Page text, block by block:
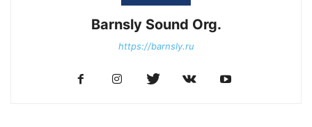
Barnsly Sound Org.
https://barnsly.ru